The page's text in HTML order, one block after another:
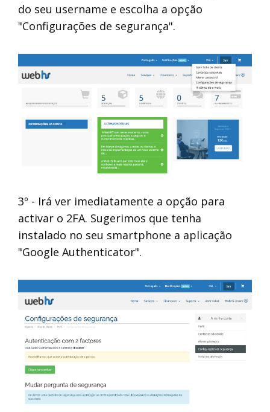
do seu username e escolha a opção
"Configurações de segurança".
3º - Irá ver imediatamente a opção para
activar o 2FA. Sugerimos que tenha
instalado no seu smartphone a aplicação
"Google Authenticator".
Subscrever